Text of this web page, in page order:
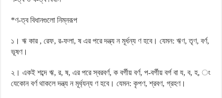
*ণ-ত্ব বিধানগুলো নিম্নরূপ
১। ঋ কার , রেফ, র-ফলা, ষ এর পরে দন্ত্য ন মূর্ধন্য ণ হবে। যেমন: ঋণ, তৃণ, বর্ণ,
ভূষণ।
২। একই শব্দে ঋ, র, ষ, এর পরে স্বরবর্ণ, ক বর্গীয় বর্ণ, প-বর্গীয় বর্গ বা য, ব, হ, ং
যেকোন বর্ণ থাকলে দন্ত্য ন মূর্ধ্যন্য ণ হবে। যেমন: কৃপণ, শ্রবণ, গ্রহণ।